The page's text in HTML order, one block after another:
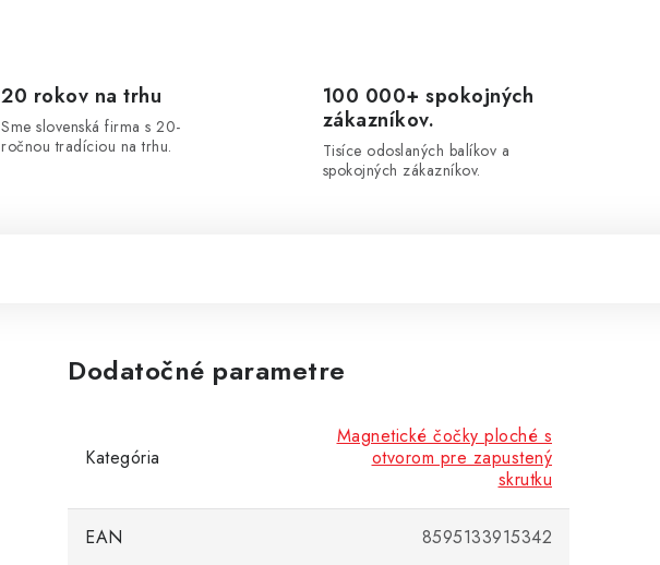
20 rokov na trhu
Sme slovenská firma s 20-
ročnou tradíciou na trhu.
100 000+ spokojných
zákazníkov.
Tisíce odoslaných balíkov a
spokojných zákazníkov.
Dodatočné parametre
Kategória
Magnetické čočky ploché s
otvorom pre zapustený
skrutku
EAN 8595133915342